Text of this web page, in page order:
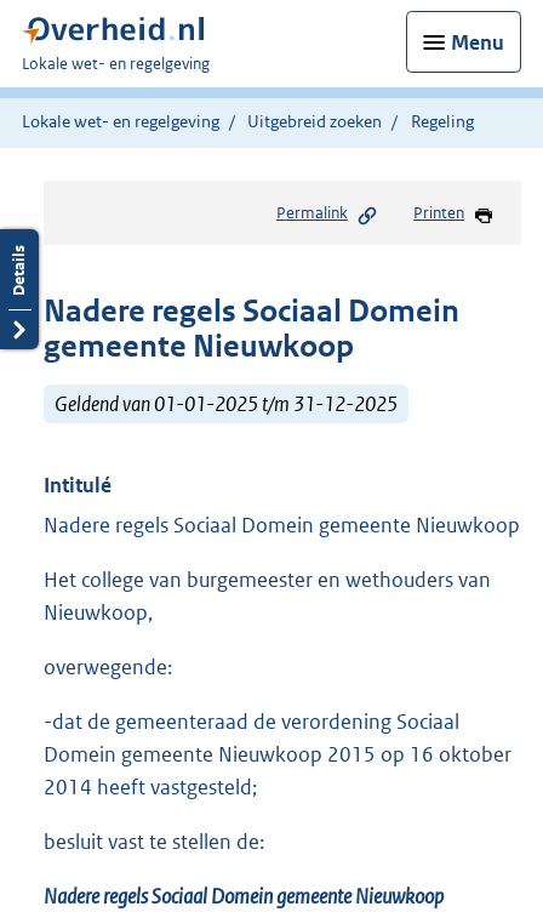
Menu
U
bent
hier:
Lokale wet- en regelgeving
Lokale wet- en regelgeving Uitgebreid zoeken Regeling
Permalink Printen
Nadere regels Sociaal Domein
gemeente Nieuwkoop
Geldend van 01-01-2025 t/m 31-12-2025
Intitulé
Nadere regels Sociaal Domein gemeente Nieuwkoop
Het college van burgemeester en wethouders van
Nieuwkoop,
overwegende:
-dat de gemeenteraad de verordening Sociaal
Domein gemeente Nieuwkoop 2015 op 16 oktober
2014 heeft vastgesteld;
besluit vast te stellen de:
Nadere regels Sociaal Domein gemeente Nieuwkoop